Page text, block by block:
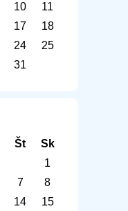
10
11
17
18
24
25
31
Št
Sk
1
7
8
14
15